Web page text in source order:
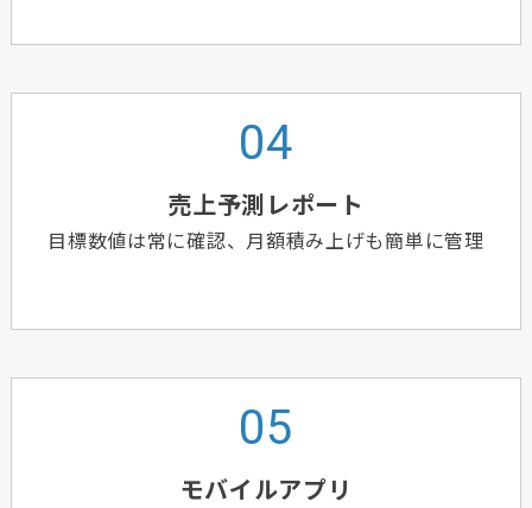
売上予測レポート
目標数値は常に確認、月額積み上げも簡単に管理
モバイルアプリ